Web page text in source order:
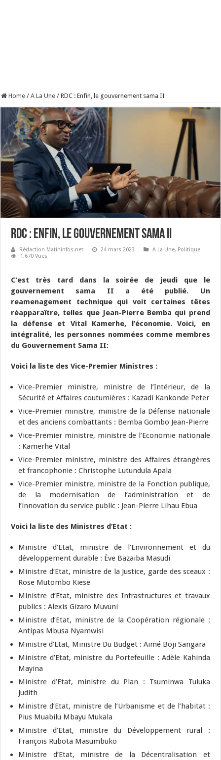
Home / A La Une / RDC : Enfin, le gouvernement sama II
RDC : Enfin, le gouvernement sama II
Rédaction Matininfos.net 24 mars 2023 A La Une, Politique
1,670 Vues
C’est très tard dans la soirée de jeudi que le
gouvernement sama II a été publié. Un
reamenagement technique qui voit certaines têtes
réapparaître, telles que Jean-Pierre Bemba qui prend
la défense et Vital Kamerhe, l’économie. Voici, en
intégralité, les personnes nommées comme membres
du Gouvernement Sama II:
Voici la liste des Vice-Premier Ministres :
Vice-Premier ministre, ministre de l’Intérieur, de la
Sécurité et Affaires coutumières : Kazadi Kankonde Peter
Vice-Premier ministre, ministre de la Défense nationale
et des anciens combattants : Bemba Gombo Jean-Pierre
Vice-Premier ministre, ministre de l’Economie nationale
: Kamerhe Vital
Vice-Premier ministre, ministre des Affaires étrangères
et francophonie : Christophe Lutundula Apala
Vice-Premier ministre, ministre de la Fonction publique,
de la modernisation de l’administration et de
l’innovation du service public : Jean-Pierre Lihau Ebua
Voici la liste des Ministres d’Etat :
Ministre d’Etat, ministre de l’Environnement et du
développement durable : Ève Bazaiba Masudi
Ministre d’Etat, ministre de la Justice, garde des sceaux :
Rose Mutombo Kiese
Ministre d’Etat, ministre des Infrastructures et travaux
publics : Alexis Gizaro Muvuni
Ministre d’Etat, ministre de la Coopération régionale :
Antipas Mbusa Nyamwisi
Ministre d’Etat, Ministre Du Budget : Aimé Boji Sangara
Ministre d’Etat, ministre du Portefeuille : Adèle Kahinda
Mayina
Ministre d’Etat, ministre du Plan : Tsuminwa Tuluka
Judith
Ministre d’Etat, ministre de l’Urbanisme et de l’habitat :
Pius Muabilu Mbayu Mukala
Ministre d’Etat, ministre du Développement rural :
François Rubota Masumbuko
Ministre d’Etat, ministre de la Décentralisation et